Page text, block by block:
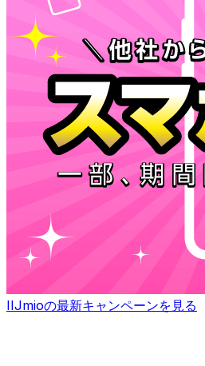
IIJmioの最新キャンペーンを見る